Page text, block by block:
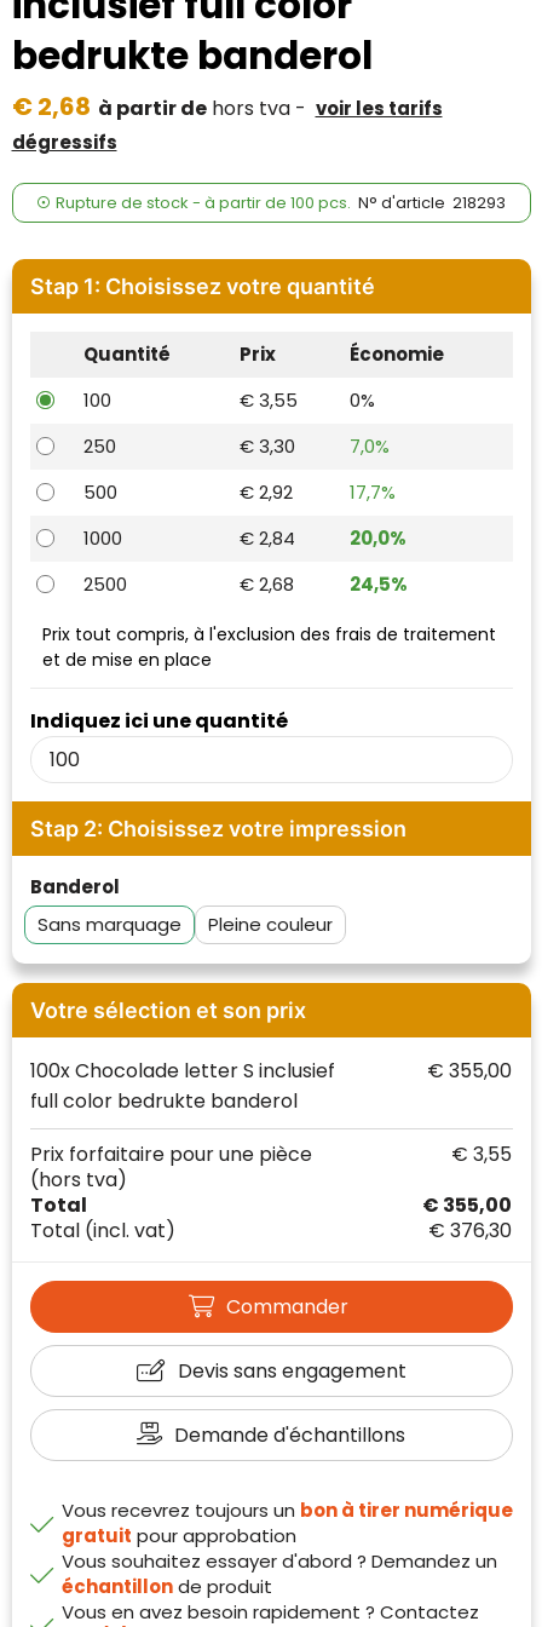
Fresh 'n Rebel
GolfOriginals
Kingcap
Mepal
MyKit
Ocean Bottle
Parker
bedrukte banderol
€ 2,68 à partir dehors tva - voir les tarifs
dégressifs
Rupture de stock - à partir de 100 pcs. N° d'article 218293
Stap 1: Choisissez votre quantité
Quantité Prix
Économie
100
€ 3,55
0%
250
€ 3,30
7,0%
500
€ 2,92
17,7%
1000
€ 2,84
20,0%
2500
€ 2,68 24,5%
Indiquez ici une quantité
Prix tout compris, à l'exclusion des frais de traitement
et de mise en place
Stap 2: Choisissez votre impression
Banderol
Sans marquage
Pleine couleur
Votre sélection et son prix
100x Chocolade letter S inclusief
full color bedrukte banderol
€ 355,00
Total
€ 355,00
Total (incl. vat) € 376,30
Prix forfaitaire pour une pièce
(hors tva)
€ 3,55
Commander
Devis sans engagement
Demande d'échantillons
Vous recevrez toujours un bon à tirer numérique
gratuit pour approbation
Vous souhaitez essayer d'abord ? Demandez un
échantillonde produit
Vous en avez besoin rapidement ? Contactez
Klantenbeoordelingen laten zien hoe een
website in het algemeen aan de behoeften
van klanten voldoet.
Trustindex werkt samen met 137
websitebezoekers toegang te geven tot
echte, geverifieerde beoordelingen op één
plaats.
Alleen beoordelingen die voldoen aan de
richtlijnen van Trustindex en waarvan
Trustindex meet voortdurend de
klanttevredenheid op basis van
beoordelingen. Minder dan 1% van de
ondervraagde klanten meldde een
probleem.